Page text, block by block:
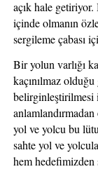
açık hale
içinde olmanın
sergileme çabası
Bir yolun varlığı
kaçınılmaz
belirginleştirilmesi
yol ve yolcu bu
sahte yol ve
hem hedefimizden